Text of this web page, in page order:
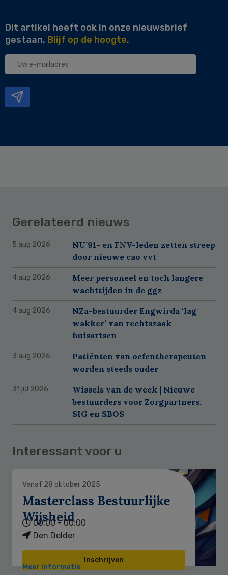
Dit artikel heeft ook in onze nieuwsbrief
gestaan. Blijf op de hoogte.
Uw
Gerelateerd nieuws
5 aug 2026
NU’91- en FNV-leden zetten streep
door nieuwe cao vvt
4 aug 2026
Meer personeel en toch langere
wachttijden in de ggz
4 aug 2026
NZa-bestuurder Engwirda ‘lag
wakker’ van rechtszaak
huisartsen
3 aug 2026
Patiënten van oefentherapeuten
worden steeds ouder
31 jul 2026
Wissels van de week | Nieuwe
bestuurders voor Zorgpartners,
SIG en SBOS
Interessant voor u
Vanaf 28 oktober 2025
Masterclass Bestuurlijke
Wijsheid
00:00 - 00:00
Den Dolder
Inschrijven
Meer informatie